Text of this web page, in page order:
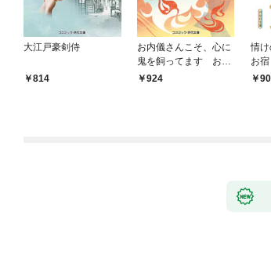
大江戸豪剣侍
814
お内儀さんこそ、心に
鬼を飼ってます おけ
いの戯作手帖
924
情
お宿